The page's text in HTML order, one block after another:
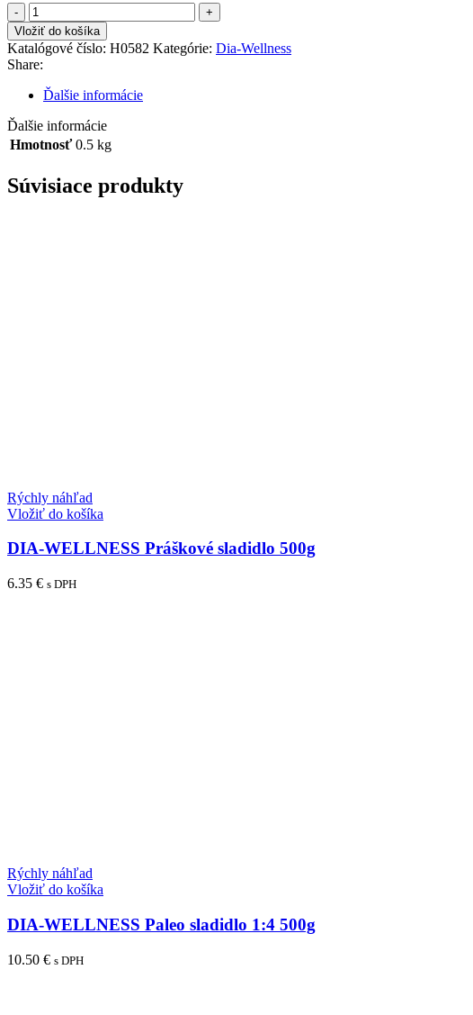
množstvo
DIA-
WELLNESS
Sladidlo
Erythritol
1:1
500g
Vložiť do košíka
Katalógové číslo: H0582 Kategórie: Dia-Wellness
Share:
Ďalšie informácie
Ďalšie informácie
Hmotnosť 0.5 kg
Súvisiace produkty
Rýchly náhľad
Vložiť do košíka
DIA-WELLNESS Práškové sladidlo 500g
6.35 € s DPH
Rýchly náhľad
Vložiť do košíka
DIA-WELLNESS Paleo sladidlo 1:4 500g
10.50 € s DPH